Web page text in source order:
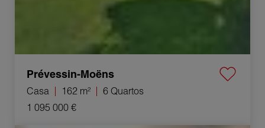
Prévessin-Moëns
Casa 162 m²
6 Quartos
1 095 000 €